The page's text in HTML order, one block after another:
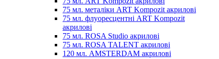
75 мл. металіки ART Kompozit акрилові
75 мл. флуоресцентні ART Kompozit
акрилові
75 мл. ROSA Studio акрилові
75 мл. ROSA TALENT акрилові
120 мл. AMSTERDAM акрилові